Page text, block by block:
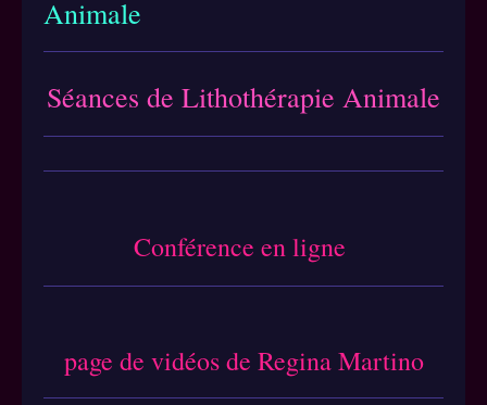
Animale
Séances de Lithothérapie Animale
Conférence en ligne
page de vidéos de Regina Martino